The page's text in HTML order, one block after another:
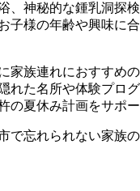
、神秘的な鍾乳洞探
子様の年齢や興味に
家族連れにおすすめ
れた名所や体験プロ
の夏休み計画をサポー
で忘れられない家族